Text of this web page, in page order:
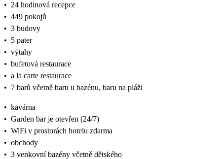
• 24 hodinová recepce
• 449 pokojů
• 3 budovy
• 5 pater
• výtahy
• bufetová restaurace
• a la carte restaurace
• 7 barů včetně baru u bazénu, baru na pláži
• kavárna
• Garden bar je otevřen (24/7)
• WiFi v prostorách hotelu zdarma
• obchody
• 3 venkovní bazény včetně dětského